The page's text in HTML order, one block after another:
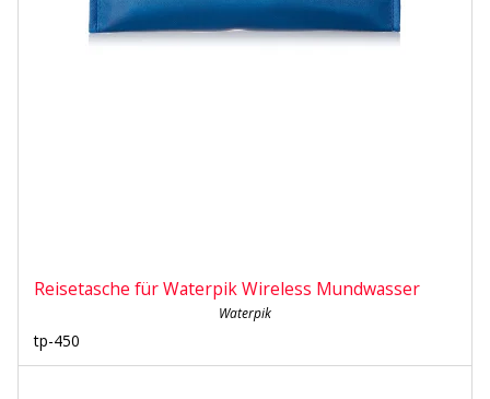
Reisetasche für Waterpik Wireless Mundwasser
Waterpik
tp-450